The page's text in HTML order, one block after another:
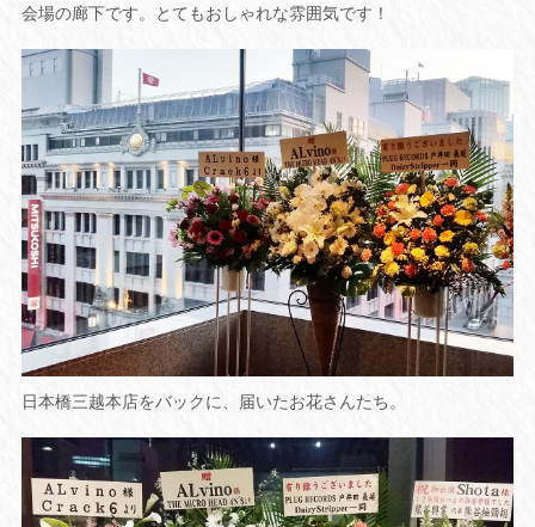
会場の廊下です。とてもおしゃれな雰囲気です！
日本橋三越本店をバックに、届いたお花さんたち。